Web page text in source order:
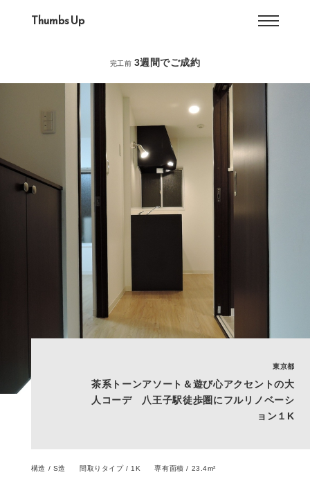
Thumbs Up
完工前 3週間でご成約
東京都
茶系トーンアソート＆遊び心アクセントの大
人コーデ 八王子駅徒歩圏にフルリノベーシ
ョン１K
構造 / S造 間取りタイプ / 1K 専有面積 / 23.4m²